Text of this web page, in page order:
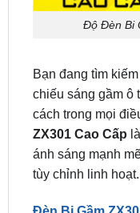
Bạn đang tìm
cách trong mọi
ZX301 Cao Cấplà
ánh sáng mạnh
tùy chỉnh linh hoạt.
Đèn Bi Gầm